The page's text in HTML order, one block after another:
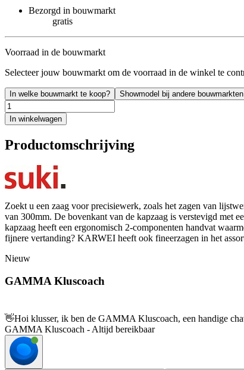
Bezorgd in bouwmarkt
gratis
Voorraad in de bouwmarkt
Selecteer jouw bouwmarkt om de voorraad in de winkel te
In welke bouwmarkt te koop? Showmodel bij andere bouwmarkten
In winkelwagen
Productomschrijving
Zoekt u een zaag voor precisiewerk, zoals het zagen van
van 300mm. De bovenkant van de kapzaag is verstevigd met
kapzaag heeft een ergonomisch 2-componenten handvat
fijnere vertanding? KARWEI heeft ook fineerzagen in het
Nieuw
GAMMA Kluscoach
👋Hoi klusser, ik ben de GAMMA Kluscoach, een handige
GAMMA Kluscoach - Altijd bereikbaar